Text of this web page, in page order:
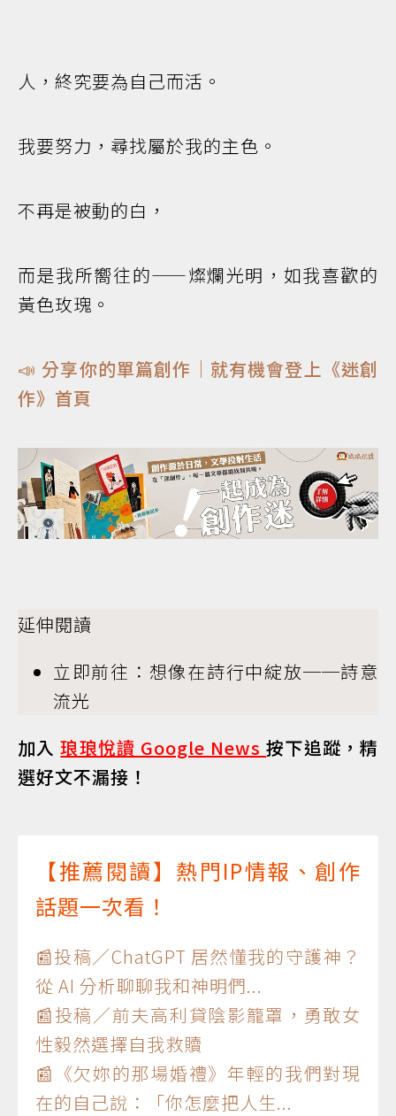
人，終究要為自己而活。
我要努力，尋找屬於我的主色。
不再是被動的白，
而是我所嚮往的——燦爛光明，如我喜歡的
黃色玫瑰。
📣 分享你的單篇創作｜就有機會登上《迷創
作》首頁
延伸閱讀
立即前往：想像在詩行中綻放──詩意
流光
加入琅琅悅讀 Google News按下追蹤，精
選好文不漏接！
【推薦閱讀】熱門IP情報、創作
話題一次看！
📰投稿／ChatGPT 居然懂我的守護神？
從 AI 分析聊聊我和神明們...
📰投稿／前夫高利貸陰影籠罩，勇敢女
性毅然選擇自我救贖
📰《欠妳的那場婚禮》年輕的我們對現
在的自己說：「你怎麼把人生...